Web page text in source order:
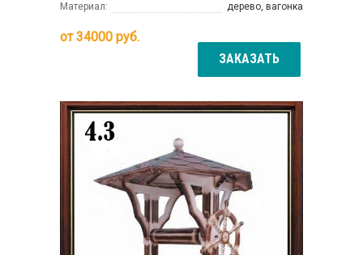
Материал: дерево, вагонка
от34000 руб.
ЗАКАЗАТЬ